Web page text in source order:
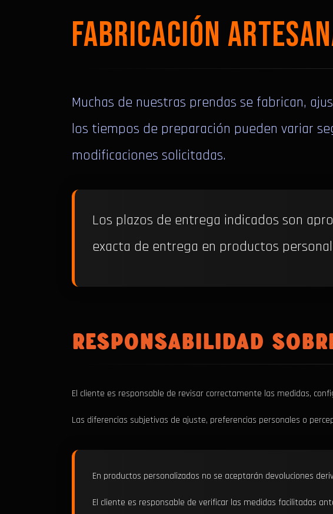
FABRICACIÓN
Muchas de nuestras prendas se fabrican,
los tiempos de preparación pueden variar
modificaciones solicitadas.
Los plazos de entrega indicados son
exacta de entrega en productos
RESPONSABILIDAD
El cliente es responsable de revisar correctamente las medidas,
Las diferencias subjetivas de ajuste, preferencias personales o
En productos personalizados no se aceptarán devoluciones
El cliente es responsable de verificar las medidas facilitadas